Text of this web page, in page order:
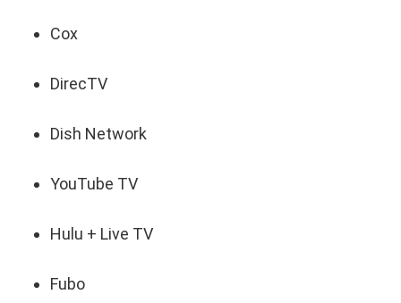
Cox
DirecTV
Dish Network
YouTube TV
Hulu + Live TV
Fubo